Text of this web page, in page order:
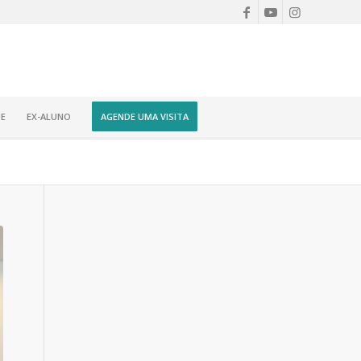
EX-ALUNO AGENDE UMA VISITA